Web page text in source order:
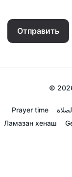
Отправить
©
Prayer time
Ламазан хенаш